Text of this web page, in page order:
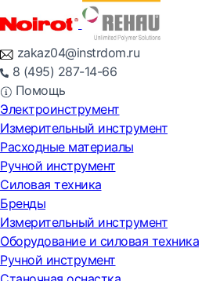
zakaz04@instrdom.ru
8 (495) 287-14-66
Помощь
Электроинструмент
Измерительный инструмент
Расходные материалы
Ручной инструмент
Силовая техника
Бренды
Измерительный инструмент
Оборудование и силовая техника
Ручной инструмент